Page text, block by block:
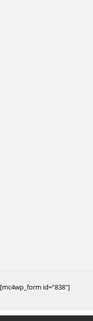
[mc4wp_form id=”838″]